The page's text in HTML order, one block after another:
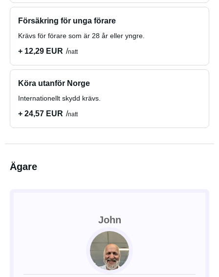
Försäkring för unga förare
Krävs för förare som är 28 år eller yngre.
+ 12,29 EUR natt
Köra utanför Norge
Internationellt skydd krävs.
+ 24,57 EUR natt
Ägare
John